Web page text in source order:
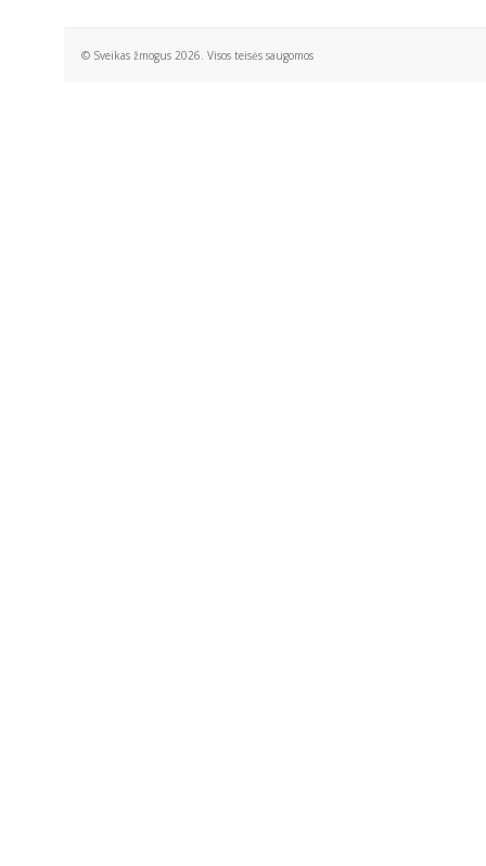
© Sveikas žmogus 2026. Visos teisės saugomos